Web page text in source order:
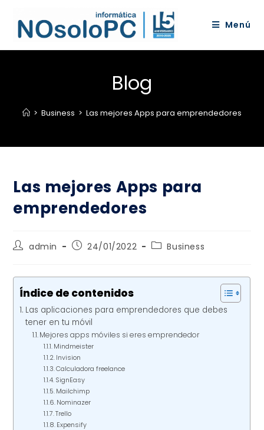
Menú
Blog
> Business > Las mejores Apps para emprendedores
Las mejores Apps para
emprendedores
admin 24/01/2022 Business
Índice de contenidos
Las aplicaciones para emprendedores que debes
tener en tu móvil
Mejores apps móviles si eres emprendedor
Mindmeister
Invision
Calculadora freelance
SignEasy
Mailchimp
Nominazer
Trello
Expensify